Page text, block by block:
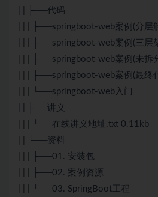
| | ├──代码
| | | ├──springboot-web案例(分层
| | | ├──springboot-web案例(三层
| | | ├──springboot-web案例(未拆
| | | ├──springboot-web案例(最终
| | | └──springboot-web入门
| | ├──讲义
| | | └──在线讲义地址.txt 0.11kb
| | └──资料
| | | ├──01. 安装包
| | | ├──02. 案例资源
| | | └──03. SpringBoot工程